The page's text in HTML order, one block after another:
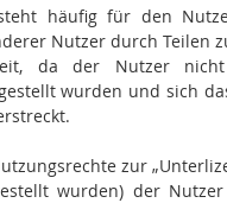
häufig für den
Nutzer durch Teilen
da der Nutzer
wurden und sich
zur
wurden) der